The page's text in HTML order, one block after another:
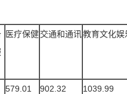
医疗保健交通和通讯教育文化娱
579.01 902.32 1039.99